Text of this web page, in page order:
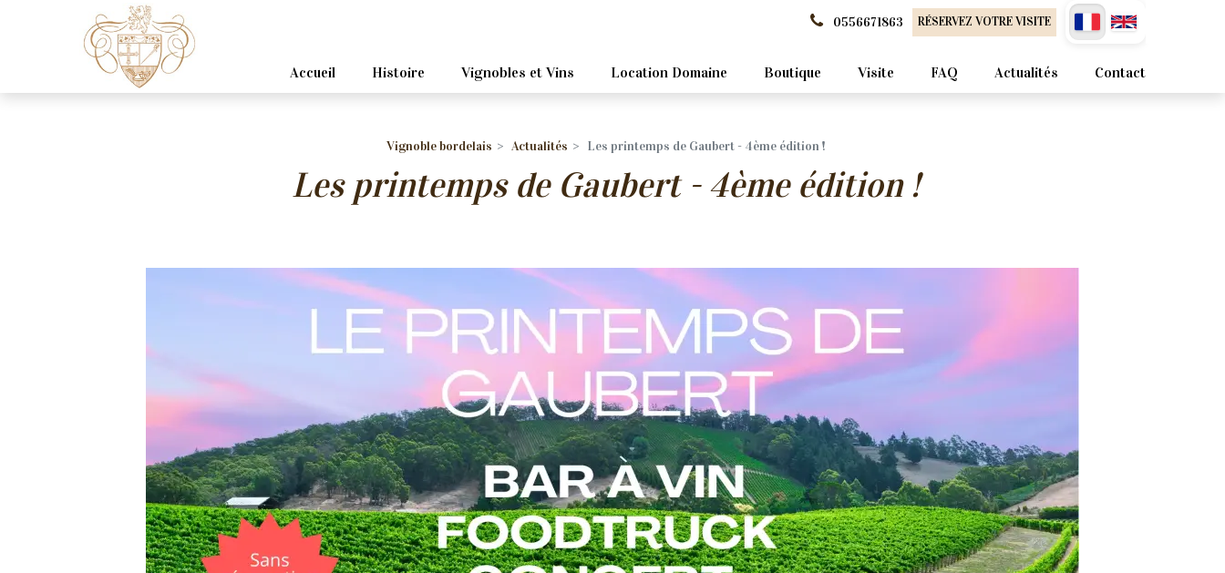
0556671863 RÉSERVEZ VOTRE VISITE
Accueil Histoire Vignobles et Vins Location Domaine Boutique Visite FAQ Actualités Contact
Vignoble bordelais Actualités Les printemps de Gaubert - 4ème édition !
Les printemps de Gaubert - 4ème édition !
Panneau de gestion des cookies